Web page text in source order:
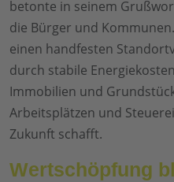
betonte in seinem
die Bürger und
einen handfesten
durch stabile
Immobilien und
Arbeitsplätzen und
Zukunft schafft.
Wertschöpfung